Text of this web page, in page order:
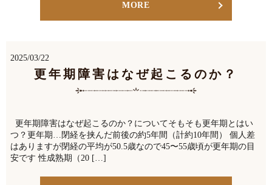
MORE
2025/03/22
更年期障害はなぜ起こるのか？
更年期障害はなぜ起こるのか？についてそもそも更年期とはい
つ？更年期…閉経を挟んだ前後の約5年間（計約10年間） 個人差
はありますが閉経の平均が50.5歳なので45〜55歳頃が更年期の目
安です 性成熟期（20 […]